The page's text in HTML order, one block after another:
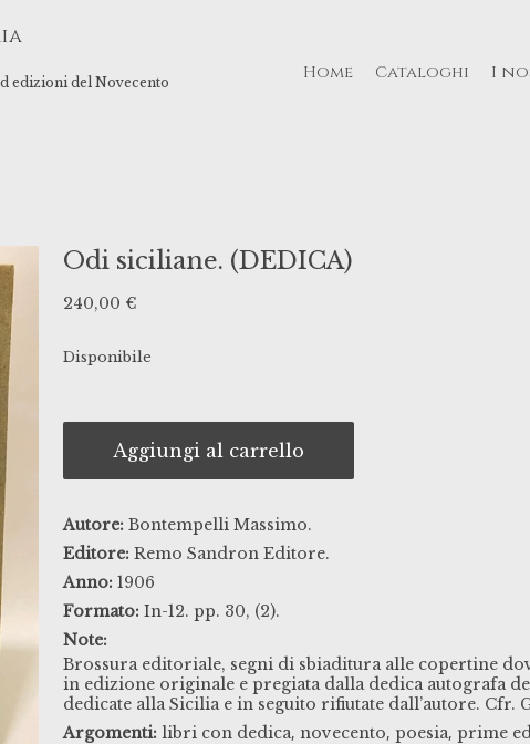
edizioni del Novecento Home Cataloghi I
Odi siciliane. (DEDICA)
240,00 €
Disponibile
Aggiungi al carrello
Autore: Bontempelli Massimo.
Editore: Remo Sandron Editore.
Anno: 1906
Formato: In-12. pp. 30, (2).
Note:
Brossura editoriale, segni di sbiaditura alle copertine
in edizione originale e pregiata dalla dedica autografa
dedicate alla Sicilia e in seguito rifiutate dall’autore. Cfr.
Argomenti: libri con dedica, novecento, poesia, prime